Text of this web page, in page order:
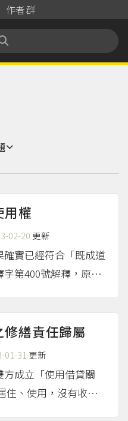
作者群
用權
02-20 更新
實已經符合「既成道
第400號解釋，原地
有強暴、脅迫的情
條的妨害自由罪。
繕責任歸屬
01-31 更新
成立「使用借貸關
住、使用，沒有收房